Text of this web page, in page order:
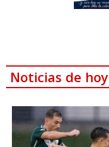
Noticias de hoy